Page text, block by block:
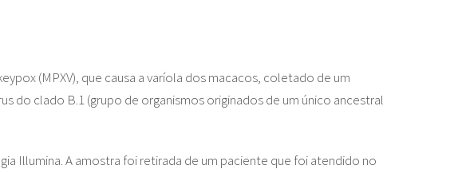
(MPXV), que causa a varíola dos macacos, coletado de um
do clado B.1 (grupo de organismos originados de um único ancestral
Illumina. A amostra foi retirada de um paciente que foi atendido no